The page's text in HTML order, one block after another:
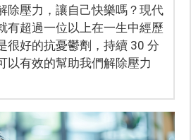
除壓力，讓自己快樂嗎？現代
有超過一位以上在一生中經歷
很好的抗憂鬱劑，持續 30 分
以有效的幫助我們解除壓力